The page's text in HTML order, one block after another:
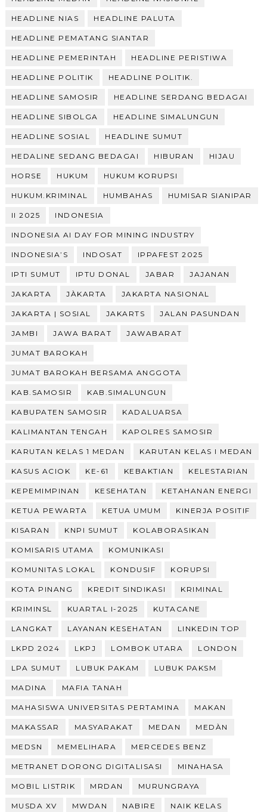
HEADLINE NIAS HEADLINE PALUTA
HEADLINE PEMATANG SIANTAR
HEADLINE PEMERINTAH HEADLINE PERISTIWA
HEADLINE POLITIK HEADLINE POLITIK.
HEADLINE SAMOSIR HEADLINE SERDANG BEDAGAI
HEADLINE SIBOLGA HEADLINE SIMALUNGUN
HEADLINE SOSIAL HEADLINE SUMUT
HEDALINE SEDANG BEDAGAI HIBURAN HIJAU
HORSE HUKUM HUKUM KORUPSI
HUKUM.KRIMINAL HUMBAHAS HUMISAR SIANIPAR
II 2025 INDONESIA
INDONESIA AI DAY FOR MINING INDUSTRY
INDONESIA’S INDOSAT IPPAFEST 2025
IPTI SUMUT IPTU DONAL JABAR JAJANAN
JAKARTA JÀKARTA JAKARTA NASIONAL
JAKARTA | SOSIAL JAKARTS JALAN PASUNDAN
JAMBI JAWA BARAT JAWABARAT
JUMAT BAROKAH
JUMAT BAROKAH BERSAMA ANGGOTA
KAB.SAMOSIR KAB.SIMALUNGUN
KABUPATEN SAMOSIR KADALUARSA
KALIMANTAN TENGAH KAPOLRES SAMOSIR
KARUTAN KELAS 1 MEDAN KARUTAN KELAS I MEDAN
KASUS ACIOK KE-61 KEBAKTIAN KELESTARIAN
KEPEMIMPINAN KESEHATAN KETAHANAN ENERGI
KETUA PEWARTA KETUA UMUM KINERJA POSITIF
KISARAN KNPI SUMUT KOLABORASIKAN
KOMISARIS UTAMA KOMUNIKASI
KOMUNITAS LOKAL KONDUSIF KORUPSI
KOTA PINANG KREDIT SINDIKASI KRIMINAL
KRIMINSL KUARTAL I-2025 KUTACANE
LANGKAT LAYANAN KESEHATAN LINKEDIN TOP
LKPD 2024 LKPJ LOMBOK UTARA LONDON
LPA SUMUT LUBUK PAKAM LUBUK PAKSM
MADINA MAFIA TANAH
MAHASISWA UNIVERSITAS PERTAMINA MAKAN
MAKASSAR MASYARAKAT MEDAN MEDÀN
MEDSN MEMELIHARA MERCEDES BENZ
METRANET DORONG DIGITALISASI MINAHASA
MOBIL LISTRIK MRDAN MURUNGRAYA
MUSDA XV MWDAN NABIRE NAIK KELAS